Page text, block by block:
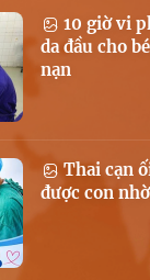
10 giờ vi
da đầu cho
nạn
Thai cạn
được con